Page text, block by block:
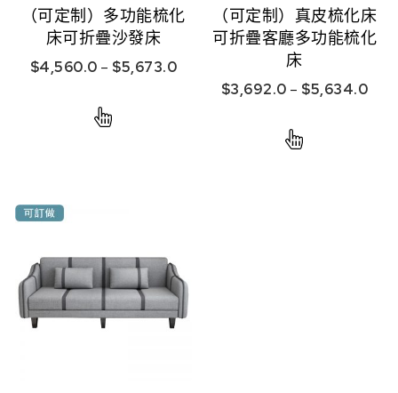
（可定制）多功能梳化
床可折疊沙發床
$4,560.0 – $5,673.0
（可定制）真皮梳化床
可折疊客廳多功能梳化
床
$3,692.0 – $5,634.0